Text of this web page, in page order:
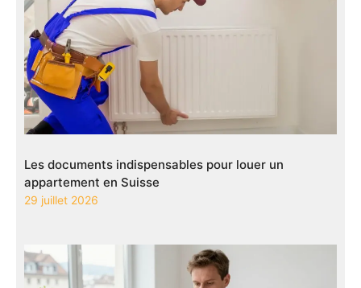
Les documents indispensables pour louer un
appartement en Suisse
29 juillet 2026